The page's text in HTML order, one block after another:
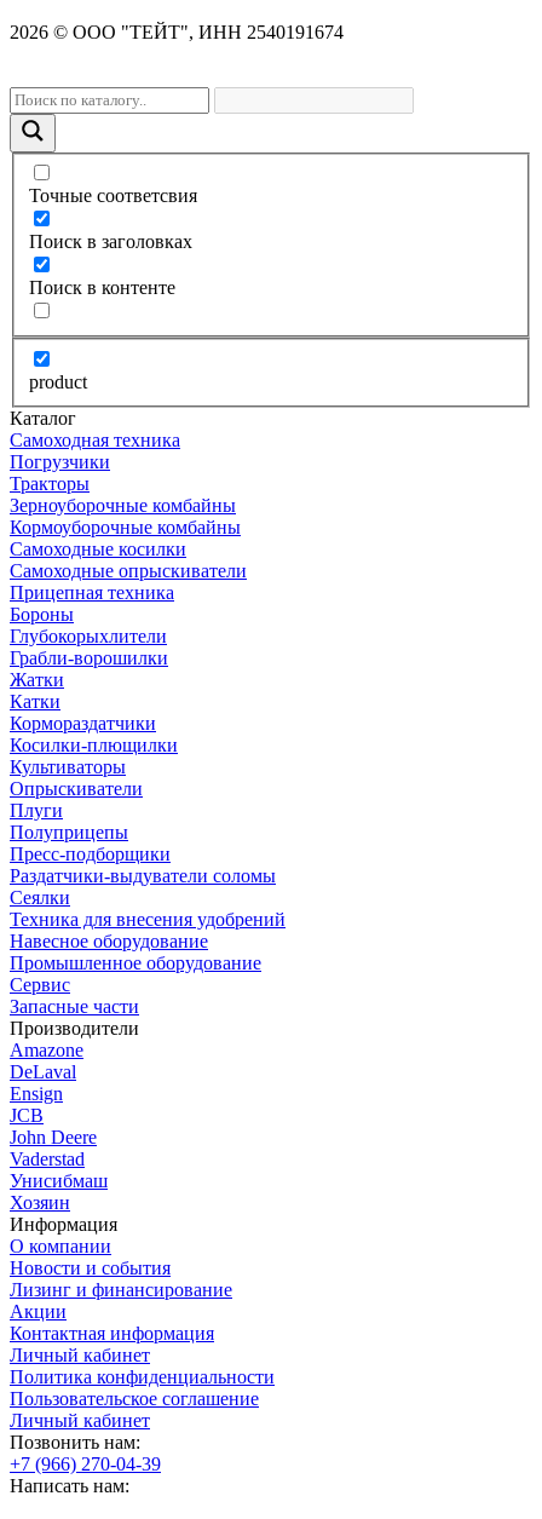
2026 © OOO "ТЕЙТ", ИНН 2540191674
Точные соответсвия
Поиск в заголовках
Поиск в контенте
product
Каталог
Самоходная техника
Погрузчики
Тракторы
Зерноуборочные комбайны
Кормоуборочные комбайны
Самоходные косилки
Самоходные опрыскиватели
Прицепная техника
Бороны
Глубокорыхлители
Грабли-ворошилки
Жатки
Катки
Кормораздатчики
Косилки-плющилки
Культиваторы
Опрыскиватели
Плуги
Полуприцепы
Пресс-подборщики
Раздатчики-выдуватели соломы
Сеялки
Техника для внесения удобрений
Навесное оборудование
Промышленное оборудование
Сервис
Запасные части
Производители
Amazone
DeLaval
Ensign
JCB
John Deere
Vaderstad
Унисибмаш
Хозяин
Информация
О компании
Новости и события
Лизинг и финансирование
Акции
Контактная информация
Личный кабинет
Политика конфиденциальности
Пользовательское соглашение
Личный кабинет
Позвонить нам:
+7 (966) 270-04-39
Написать нам: